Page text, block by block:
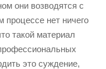
они возводятся с
процессе нет ничего
такой материал
это суждение,